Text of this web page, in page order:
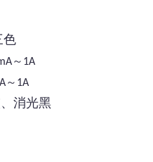
色
～ 1A
～ 1A
消光黑